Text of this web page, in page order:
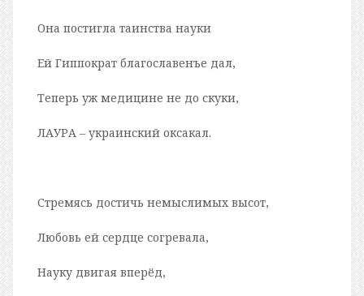
Она постигла таинства науки
Ей Гиппократ благославенъе дал,
Теперь уж медицине не до скуки,
ЛАУРА – украинский оксакал.
Стремясь достичь немыслимых высот,
Любовь ей сердце согревала,
Науку двигая вперёд,